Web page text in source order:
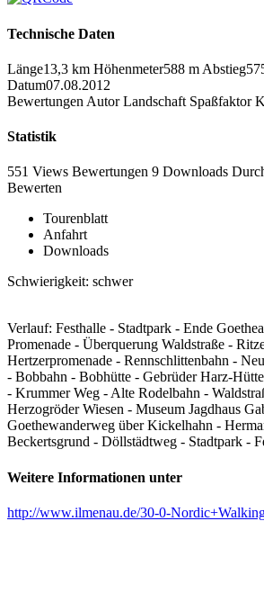
Technische Daten
Länge13,3 km Höhenmeter588 m Abstieg
Datum07.08.2012
Bewertungen Autor Landschaft Spaßfaktor
Statistik
551 Views Bewertungen 9 Downloads
Bewerten
Tourenblatt
Anfahrt
Downloads
Schwierigkeit: schwer
Verlauf: Festhalle - Stadtpark - Ende
Promenade - Überquerung Waldstraße -
Hertzerpromenade - Rennschlittenbahn -
- Bobbahn - Bobhütte - Gebrüder Harz-
- Krummer Weg - Alte Rodelbahn -
Herzogröder Wiesen - Museum Jagdhaus
Goethewanderweg über Kickelhahn -
Beckertsgrund - Döllstädtweg - Stadtpark -
Weitere Informationen unter
http://www.ilmenau.de/30-0-